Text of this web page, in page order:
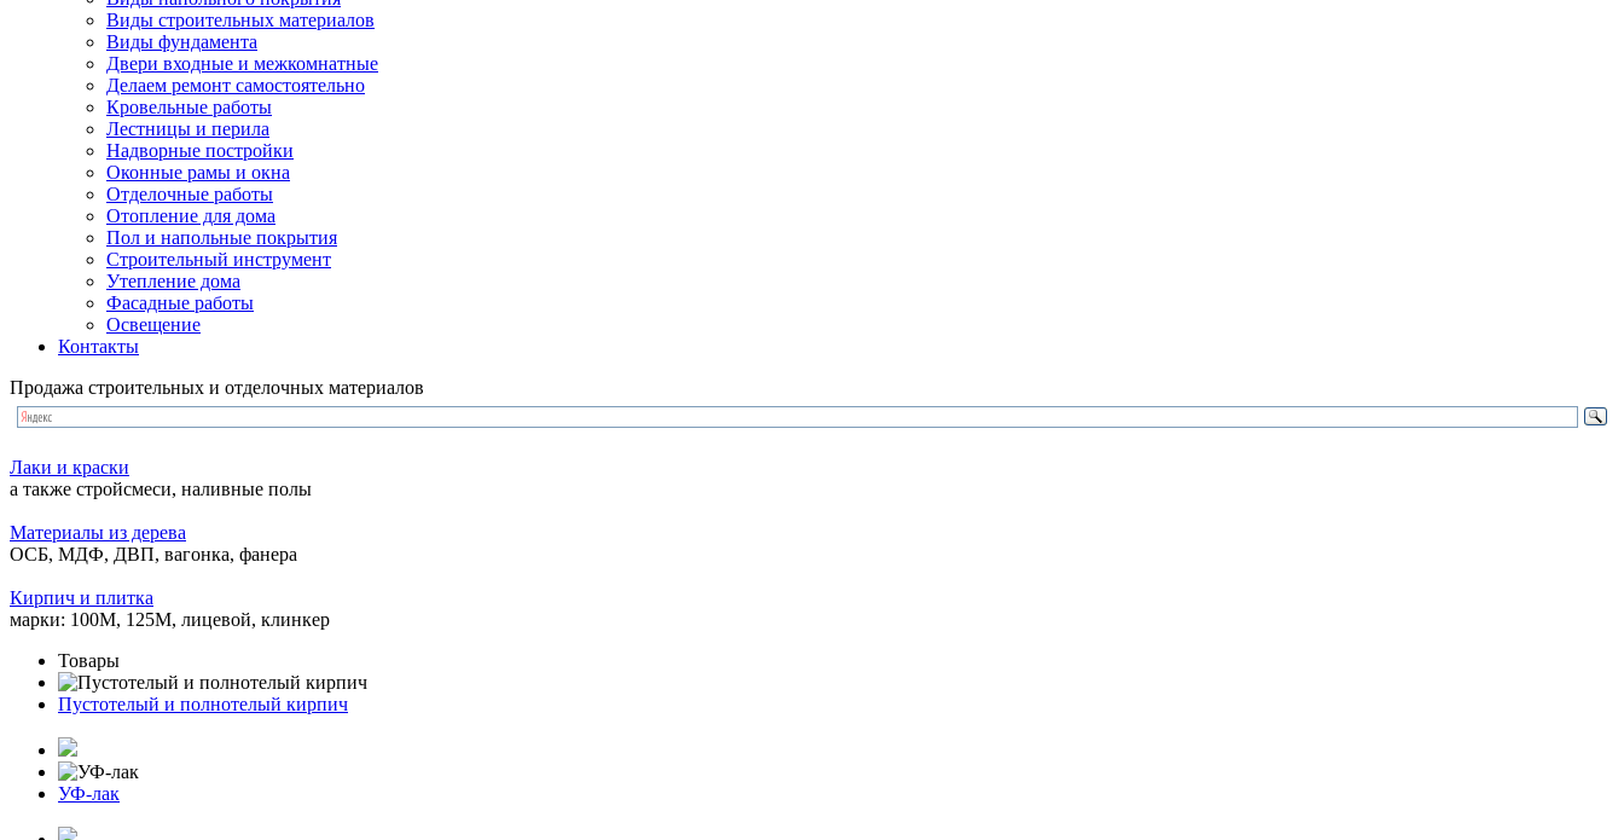
Виды строительных материалов
Виды фундамента
Двери входные и межкомнатные
Делаем ремонт самостоятельно
Кровельные работы
Лестницы и перила
Надворные постройки
Оконные рамы и окна
Отделочные работы
Отопление для дома
Пол и напольные покрытия
Строительный инструмент
Утепление дома
Фасадные работы
Освещение
Контакты
Продажа строительных и отделочных материалов
Лаки и краски
а также стройсмеси, наливные полы
Материалы из дерева
ОСБ, МДФ, ДВП, вагонка, фанера
Кирпич и плитка
марки: 100М, 125М, лицевой, клинкер
Товары
Пустотелый и полнотелый кирпич
УФ-лак